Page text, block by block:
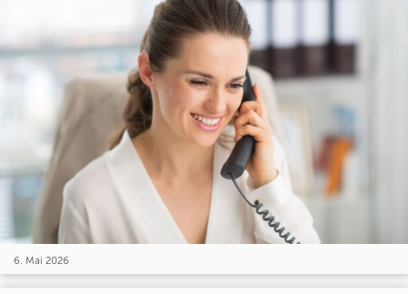
6. Mai 2026